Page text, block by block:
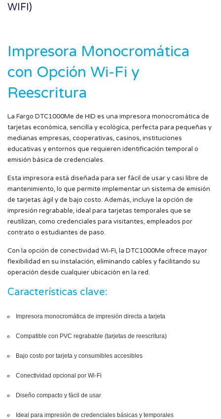
WIFI)
Impresora Monocromática
con Opción Wi-Fi y
Reescritura
La Fargo DTC1000Me de HID es una impresora monocromática de
tarjetas económica, sencilla y ecológica, perfecta para pequeñas y
medianas empresas, cooperativas, casinos, instituciones
educativas y entornos que requieren identificación temporal o
emisión básica de credenciales.
Esta impresora está diseñada para serfácil de usar y casi libre de
mantenimiento, lo que permite implementar un sistema de emisión
de tarjetas ágil y de bajo costo. Además, incluye la opción de
impresión regrabable, ideal para tarjetas temporales que se
reutilizan, como credenciales para visitantes, empleados por
contrato o estudiantes de paso.
Con la opción de conectividad Wi-Fi, la DTC1000Me ofrece mayor
flexibilidad en su instalación, eliminando cables y facilitando su
operación desde cualquier ubicación en la red.
Características clave:
Impresora monocromática de impresión directa a tarjeta
Compatible con PVC regrabable (tarjetas de reescritura)
Bajo costo por tarjeta y consumibles accesibles
Conectividad opcional por Wi-Fi
Diseño compacto y fácil de usar
Ideal para impresión de credenciales básicas y temporales